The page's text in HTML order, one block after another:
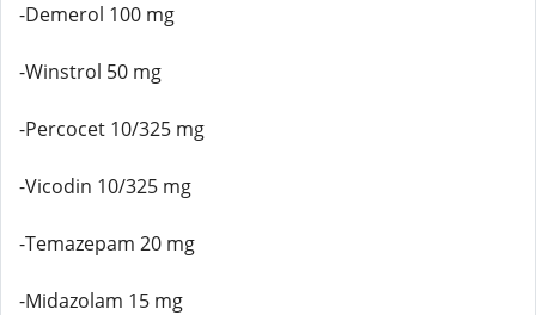
-Demerol 100 mg
-Winstrol 50 mg
-Percocet 10/325 mg
-Vicodin 10/325 mg
-Temazepam 20 mg
-Midazolam 15 mg